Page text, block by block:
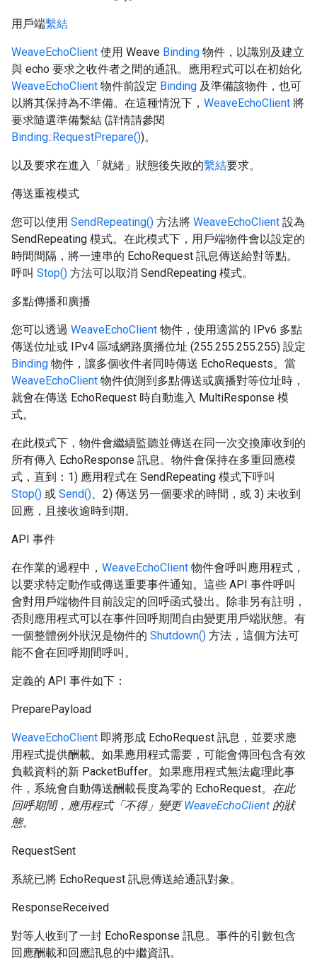
用戶端繫結
WeaveEchoClient 使用 Weave Binding 物件，以識別及建立
與 echo 要求之收件者之間的通訊。應用程式可以在初始化
WeaveEchoClient 物件前設定 Binding 及準備該物件，也可
以將其保持為不準備。在這種情況下， WeaveEchoClient 將
要求隨選準備繫結 (詳情請參閱
Binding::RequestPrepare())。
以及要求在進入「就緒」狀態後失敗的繫結要求。
傳送重複模式
您可以使用 SendRepeating() 方法將 WeaveEchoClient 設為
SendRepeating 模式。在此模式下，用戶端物件會以設定的
時間間隔，將一連串的 EchoRequest 訊息傳送給對等點。
呼叫 Stop() 方法可以取消 SendRepeating 模式。
多點傳播和廣播
您可以透過 WeaveEchoClient 物件，使用適當的 IPv6 多點
傳送位址或 IPv4 區域網路廣播位址 (255.255.255.255) 設定
Binding 物件，讓多個收件者同時傳送 EchoRequests。當
WeaveEchoClient 物件偵測到多點傳送或廣播對等位址時，
就會在傳送 EchoRequest 時自動進入 MultiResponse 模
式。
在此模式下，物件會繼續監聽並傳送在同一次交換庫收到的
所有傳入 EchoResponse 訊息。物件會保持在多重回應模
式，直到：1) 應用程式在 SendRepeating 模式下呼叫
Stop() 或 Send()、2) 傳送另一個要求的時間，或 3) 未收到
回應，且接收逾時到期。
API 事件
在作業的過程中， WeaveEchoClient 物件會呼叫應用程式，
以要求特定動作或傳送重要事件通知。這些 API 事件呼叫
會對用戶端物件目前設定的回呼函式發出。除非另有註明，
否則應用程式可以在事件回呼期間自由變更用戶端狀態。有
一個整體例外狀況是物件的 Shutdown() 方法，這個方法可
能不會在回呼期間呼叫。
定義的 API 事件如下：
PreparePayload
WeaveEchoClient 即將形成 EchoRequest 訊息，並要求應
用程式提供酬載。如果應用程式需要，可能會傳回包含有效
負載資料的新 PacketBuffer。如果應用程式無法處理此事
件，系統會自動傳送酬載長度為零的 EchoRequest。 在此
回呼期間，應用程式「不得」變更WeaveEchoClient 的狀
態。
RequestSent
系統已將 EchoRequest 訊息傳送給通訊對象。
ResponseReceived
對等人收到了一封 EchoResponse 訊息。事件的引數包含
回應酬載和回應訊息的中繼資訊。